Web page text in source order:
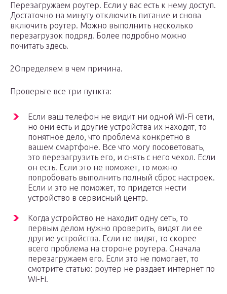
Перезагружаем роутер. Если у вас есть к нему доступ.
Достаточно на минуту отключить питание и снова
включить роутер. Можно выполнить несколько
перезагрузок подряд. Более подробно можно
почитать здесь.
2Определяем в чем причина.
Проверьте все три пункта:
Если ваш телефон не видит ни одной Wi-Fi сети,
но они есть и другие устройства их находят, то
понятное дело, что проблема конкретно в
вашем смартфоне. Все что могу посоветовать,
это перезагрузить его, и снять с него чехол. Если
он есть. Если это не поможет, то можно
попробовать выполнить полный сброс настроек.
Если и это не поможет, то придется нести
устройство в сервисный центр.
Когда устройство не находит одну сеть, то
первым делом нужно проверить, видят ли ее
другие устройства. Если не видят, то скорее
всего проблема на стороне роутера. Сначала
перезагружаем его. Если это не помогает, то
смотрите статью: роутер не раздает интернет по
Wi-Fi.